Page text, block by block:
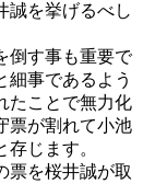
誠を挙げるべし
倒す事も重要で
細事であるよう
たことで無力化
票が割れて小池
じます。
票を桜井誠が取